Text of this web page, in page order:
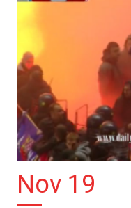
Nov 19